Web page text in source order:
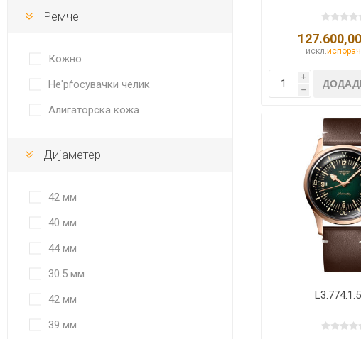
искл.
i
h
Ремче
Кожно
Не'рѓосувачки челик
Алигаторска кожа
Дијаметер
42 мм
40 мм
44 мм
30.5 мм
42 мм
39 мм